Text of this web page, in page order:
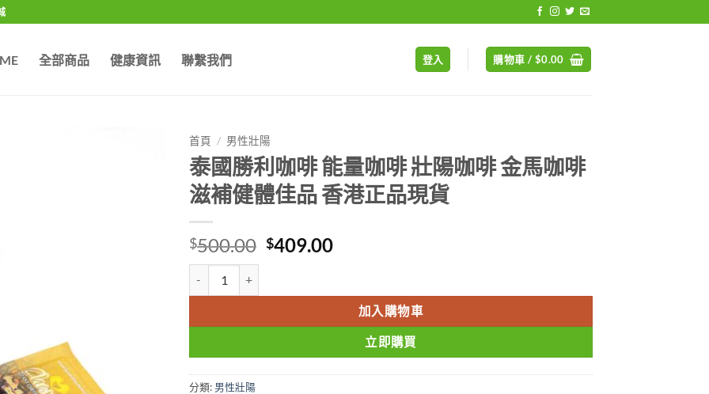
全部商品 健康資訊 聯繫我們 登入 購物車 / $0.00
首頁 / 男性壯陽
泰國勝利咖啡 能量咖啡 壯陽咖啡 金馬咖啡
滋補健體佳品 香港正品現貨
$500.00 Original
$500.00.
$409.00Current
$409.00.
加入購物車
立即購買
分類: 男性壯陽